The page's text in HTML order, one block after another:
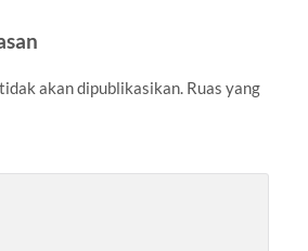
akan dipublikasikan. Ruas yang